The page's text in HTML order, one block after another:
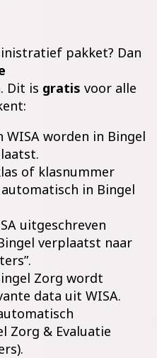
pakket? Dan
Dit is gratis voor alle
WISA worden in Bingel
of klasnummer
in Bingel
uitgeschreven
verplaatst naar
Zorg wordt
data uit WISA.
Zorg & Evaluatie